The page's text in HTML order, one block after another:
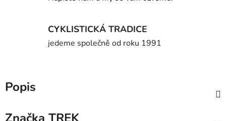
CYKLISTICKÁ TRADICE
jedeme společně od roku 1991
Popis